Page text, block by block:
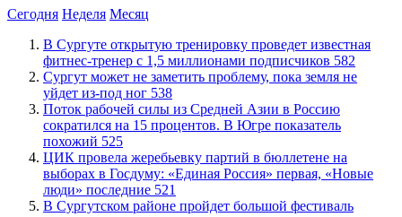
Сегодня Неделя Месяц
В Сургуте открытую тренировку проведет известная
фитнес-тренер с 1,5 миллионами подписчиков 582
Сургут может не заметить проблему, пока земля не
уйдет из-под ног 538
Поток рабочей силы из Средней Азии в Россию
сократился на 15 процентов. В Югре показатель
похожий 525
ЦИК провела жеребьевку партий в бюллетене на
выборах в Госдуму: «Единая Россия» первая, «Новые
люди» последние 521
В Сургутском районе пройдет большой фестиваль